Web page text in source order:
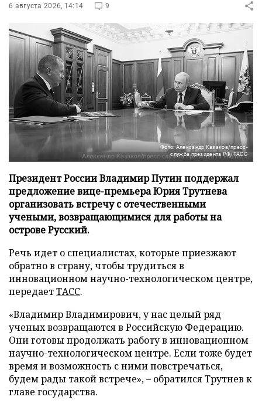
6 августа 2026, 14:14 9
Фото: Александр Казаков/пресс-
служба президента РФ/ТАСС
Президент России Владимир Путин поддержал
предложение вице-премьера Юрия Трутнева
организовать встречу с отечественными
учеными, возвращающимися для работы на
острове Русский.
Речь идет о специалистах, которые приезжают
обратно в страну, чтобы трудиться в
инновационном научно-технологическом центре,
передаетТАСС.
«Владимир Владимирович, у нас целый ряд
ученых возвращаются в Российскую Федерацию.
Они готовы продолжать работу в инновационном
научно-технологическом центре. Если тоже будет
время и возможность с ними повстречаться,
будем рады такой встрече», – обратился Трутнев к
главе государства.